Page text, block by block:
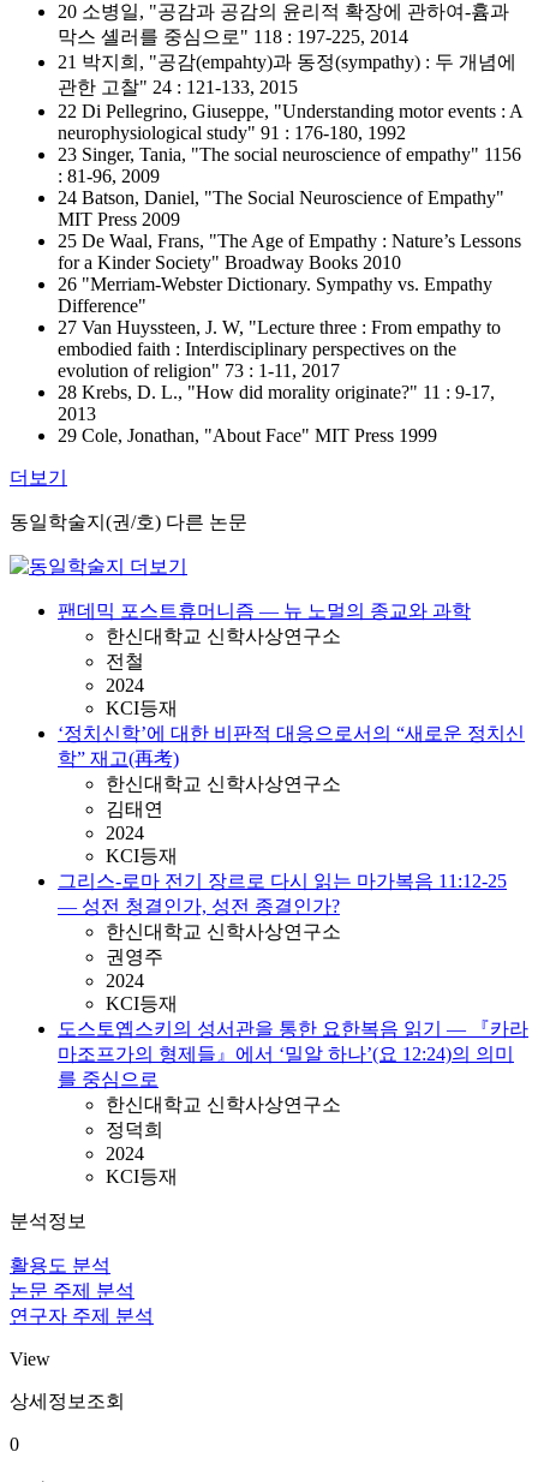
20 소병일, "공감과 공감의 윤리적 확장에 관하여-흄과
막스 셸러를 중심으로" 118 : 197-225, 2014
21 박지희, "공감(empahty)과 동정(sympathy) : 두 개념에
관한 고찰" 24 : 121-133, 2015
22 Di Pellegrino, Giuseppe, "Understanding motor events : A
neurophysiological study" 91 : 176-180, 1992
23 Singer, Tania, "The social neuroscience of empathy" 1156
: 81-96, 2009
24 Batson, Daniel, "The Social Neuroscience of Empathy"
MIT Press 2009
25 De Waal, Frans, "The Age of Empathy : Nature’s Lessons
for a Kinder Society" Broadway Books 2010
26 "Merriam-Webster Dictionary. Sympathy vs. Empathy
Difference"
27 Van Huyssteen, J. W, "Lecture three : From empathy to
embodied faith : Interdisciplinary perspectives on the
evolution of religion" 73 : 1-11, 2017
28 Krebs, D. L., "How did morality originate?" 11 : 9-17,
2013
29 Cole, Jonathan, "About Face" MIT Press 1999
더보기
동일학술지(권/호) 다른 논문
팬데믹 포스트휴머니즘 ― 뉴 노멀의 종교와 과학
한신대학교 신학사상연구소
전철
2024
KCI등재
‘정치신학’에 대한 비판적 대응으로서의 “새로운 정치신
학” 재고(再考)
한신대학교 신학사상연구소
김태연
2024
KCI등재
그리스-로마 전기 장르로 다시 읽는 마가복음 11:12-25
― 성전 청결인가, 성전 종결인가?
한신대학교 신학사상연구소
권영주
2024
KCI등재
도스토옙스키의 성서관을 통한 요한복음 읽기 ― 『카라
마조프가의 형제들』에서 ‘밀알 하나’(요 12:24)의 의미
를 중심으로
한신대학교 신학사상연구소
정덕희
2024
KCI등재
분석정보
활용도 분석
논문 주제 분석
연구자 주제 분석
View
상세정보조회
0